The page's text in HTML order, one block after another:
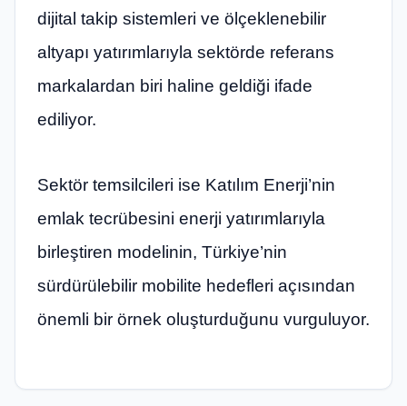
dijital takip sistemleri ve ölçeklenebilir
altyapı yatırımlarıyla sektörde referans
markalardan biri haline geldiği ifade
ediliyor.
Sektör temsilcileri ise Katılım Enerji’nin
emlak tecrübesini enerji yatırımlarıyla
birleştiren modelinin, Türkiye’nin
sürdürülebilir mobilite hedefleri açısından
önemli bir örnek oluşturduğunu vurguluyor.